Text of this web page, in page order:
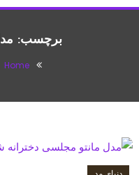
برچسب:
Home